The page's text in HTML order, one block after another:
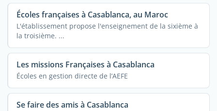
Écoles françaises à Casablanca, au Maroc
L'établissement propose l'enseignement de la sixième à
la troisième. ...
Les missions Françaises à Casablanca
Écoles en gestion directe de l’AEFE
Se faire des amis à Casablanca